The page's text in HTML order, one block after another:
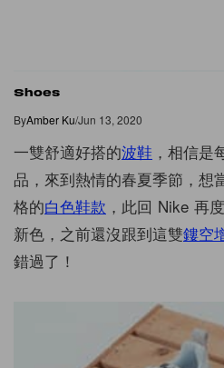
Shoes
ByAmber Ku/Jun 13, 2020
一雙舒適好搭的波鞋 ，相信是
品，來到熱情的春夏季節，想
格的白色鞋款 ，此回 Nike 再
新色，之前還沒跟到這雙鏤空
錯過了！